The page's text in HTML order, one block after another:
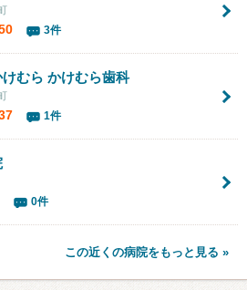
3件
むら かけむら歯科
1件
0件
この近くの病院をもっと見る »